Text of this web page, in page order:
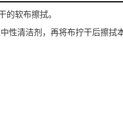
的软布擦拭。
性清洁剂，再将布拧干后擦拭